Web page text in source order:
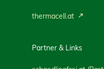
thermacell.at
Partner & Links